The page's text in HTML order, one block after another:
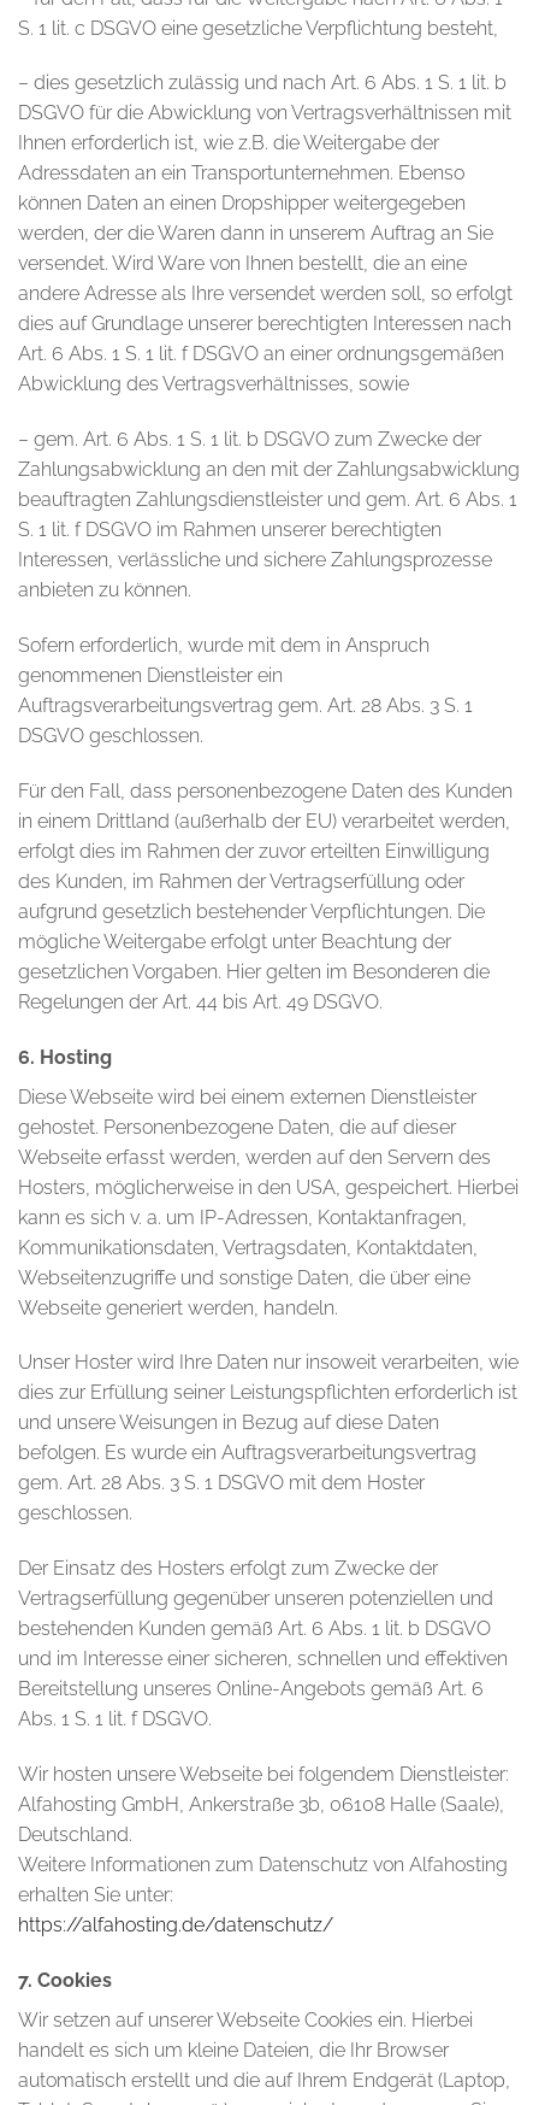
S. 1 lit. c DSGVO eine gesetzliche Verpflichtung besteht,
– dies gesetzlich zulässig und nach Art. 6 Abs. 1 S. 1 lit. b
DSGVO für die Abwicklung von Vertragsverhältnissen mit
Ihnen erforderlich ist, wie z.B. die Weitergabe der
Adressdaten an ein Transportunternehmen. Ebenso
können Daten an einen Dropshipper weitergegeben
werden, der die Waren dann in unserem Auftrag an Sie
versendet. Wird Ware von Ihnen bestellt, die an eine
andere Adresse als Ihre versendet werden soll, so erfolgt
dies auf Grundlage unserer berechtigten Interessen nach
Art. 6 Abs. 1 S. 1 lit. f DSGVO an einer ordnungsgemäßen
Abwicklung des Vertragsverhältnisses, sowie
– gem. Art. 6 Abs. 1 S. 1 lit. b DSGVO zum Zwecke der
Zahlungsabwicklung an den mit der Zahlungsabwicklung
beauftragten Zahlungsdienstleister und gem. Art. 6 Abs. 1
S. 1 lit. f DSGVO im Rahmen unserer berechtigten
Interessen, verlässliche und sichere Zahlungsprozesse
anbieten zu können.
Sofern erforderlich, wurde mit dem in Anspruch
genommenen Dienstleister ein
Auftragsverarbeitungsvertrag gem. Art. 28 Abs. 3 S. 1
DSGVO geschlossen.
Für den Fall, dass personenbezogene Daten des Kunden
in einem Drittland (außerhalb der EU) verarbeitet werden,
erfolgt dies im Rahmen der zuvor erteilten Einwilligung
des Kunden, im Rahmen der Vertragserfüllung oder
aufgrund gesetzlich bestehender Verpflichtungen. Die
mögliche Weitergabe erfolgt unter Beachtung der
gesetzlichen Vorgaben. Hier gelten im Besonderen die
Regelungen der Art. 44 bis Art. 49 DSGVO.
6. Hosting
Diese Webseite wird bei einem externen Dienstleister
gehostet. Personenbezogene Daten, die auf dieser
Webseite erfasst werden, werden auf den Servern des
Hosters, möglicherweise in den USA, gespeichert. Hierbei
kann es sich v. a. um IP-Adressen, Kontaktanfragen,
Kommunikationsdaten, Vertragsdaten, Kontaktdaten,
Webseitenzugriffe und sonstige Daten, die über eine
Webseite generiert werden, handeln.
Unser Hoster wird Ihre Daten nur insoweit verarbeiten, wie
dies zur Erfüllung seiner Leistungspflichten erforderlich ist
und unsere Weisungen in Bezug auf diese Daten
befolgen. Es wurde ein Auftragsverarbeitungsvertrag
gem. Art. 28 Abs. 3 S. 1 DSGVO mit dem Hoster
geschlossen.
Der Einsatz des Hosters erfolgt zum Zwecke der
Vertragserfüllung gegenüber unseren potenziellen und
bestehenden Kunden gemäß Art. 6 Abs. 1 lit. b DSGVO
und im Interesse einer sicheren, schnellen und effektiven
Bereitstellung unseres Online-Angebots gemäß Art. 6
Abs. 1 S. 1 lit. f DSGVO.
Wir hosten unsere Webseite bei folgendem Dienstleister:
Alfahosting GmbH, Ankerstraße 3b, 06108 Halle (Saale),
Deutschland.
Weitere Informationen zum Datenschutz von Alfahosting
erhalten Sie unter:
https://alfahosting.de/datenschutz/
7. Cookies
Wir setzen auf unserer Webseite Cookies ein. Hierbei
handelt es sich um kleine Dateien, die Ihr Browser
automatisch erstellt und die auf Ihrem Endgerät (Laptop,